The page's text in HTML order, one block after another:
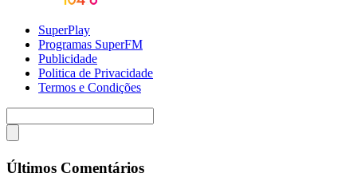
SuperPlay
Programas SuperFM
Publicidade
Politica de Privacidade
Termos e Condições
Últimos Comentários